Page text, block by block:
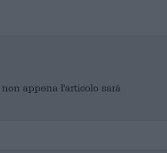
appena l'articolo sarà